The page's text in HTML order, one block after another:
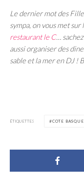
Le dernier mot des
sympa, on vous met sur
restaurant le C…
aussi organiser des
sable et la mer en DJ !
ÉTIQUETTES COTE BASQUE